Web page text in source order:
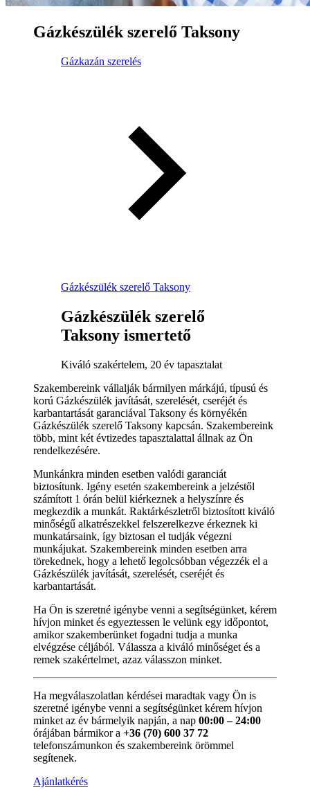
Gázkészülék szerelő Taksony
Gázkazán szerelés
Gázkészülék szerelő Taksony
Gázkészülék szerelő
Taksony ismertető
Kiváló szakértelem, 20 év tapasztalat
Szakembereink vállalják bármilyen márkájú, típusú és
korú Gázkészülék javítását, szerelését, cseréjét és
karbantartását garanciával Taksony és környékén
Gázkészülék szerelő Taksony kapcsán. Szakembereink
több, mint két évtizedes tapasztalattal állnak az Ön
rendelkezésére.
Munkánkra minden esetben valódi garanciát
biztosítunk. Igény esetén szakembereink a jelzéstől
számított 1 órán belül kiérkeznek a helyszínre és
megkezdik a munkát. Raktárkészletről biztosított kiváló
minőségű alkatrészekkel felszerelkezve érkeznek ki
munkatársaink, így biztosan el tudják végezni
munkájukat. Szakembereink minden esetben arra
törekednek, hogy a lehető legolcsóbban végezzék el a
Gázkészülék javítását, szerelését, cseréjét és
karbantartását.
Ha Ön is szeretné igénybe venni a segítségünket, kérem
hívjon minket és egyeztessen le velünk egy időpontot,
amikor szakemberünket fogadni tudja a munka
elvégzése céljából. Válassza a kiváló minőséget és a
remek szakértelmet, azaz válasszon minket.
Ha megválaszolatlan kérdései maradtak vagy Ön is
szeretné igénybe venni a segítségünket kérem hívjon
minket az év bármelyik napján, a nap 00:00 – 24:00
órájában bármikor a +36 (70) 600 37 72
telefonszámunkon és szakembereink örömmel
segítenek.
Ajánlatkérés